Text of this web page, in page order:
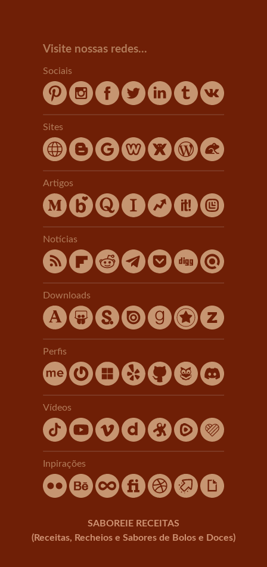
Visite nossas redes...
Sociais
Sites
Artigos
Notícias
Downloads
Perfis
Vídeos
Inpirações
SABOREIE RECEITAS
(Receitas, Recheios e Sabores de Bolos e Doces)